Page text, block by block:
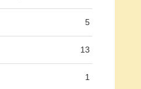
5
13
1